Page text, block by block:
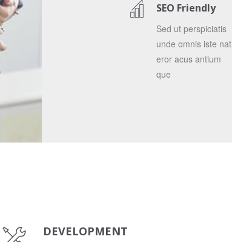
SEO Friendly
Sed ut perspiciatis
unde omnis iste nat
eror acus antium
que
DEVELOPMENT